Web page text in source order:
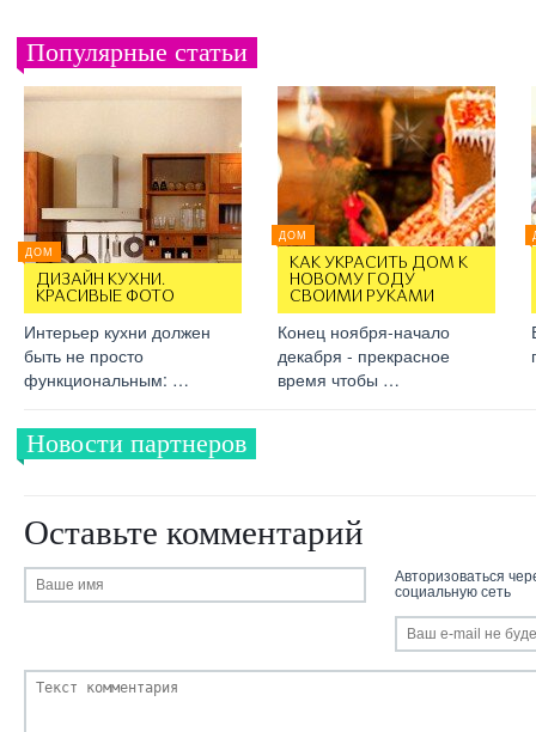
Популярные статьи
ДОМ
ДИЗАЙН КУХНИ.
КРАСИВЫЕ ФОТО
Интерьер кухни должен
быть не просто
функциональным: …
ДОМ
КАК УКРАСИТЬ ДОМ К
НОВОМУ ГОДУ
СВОИМИ РУКАМИ
Конец ноября-начало
декабря - прекрасное
время чтобы …
Новости партнеров
Оставьте комментарий
Авторизоваться
социальную сеть